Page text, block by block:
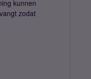
kunnen
zodat